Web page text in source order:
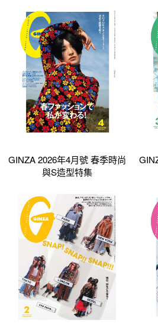
GINZA 2026年4月號 春季時尚
與S造型特集